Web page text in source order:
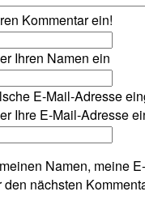
Kommentar ein!
Ihren Namen ein
E-Mail-Adresse
Ihre E-Mail-Adresse
Namen, meine
den nächsten